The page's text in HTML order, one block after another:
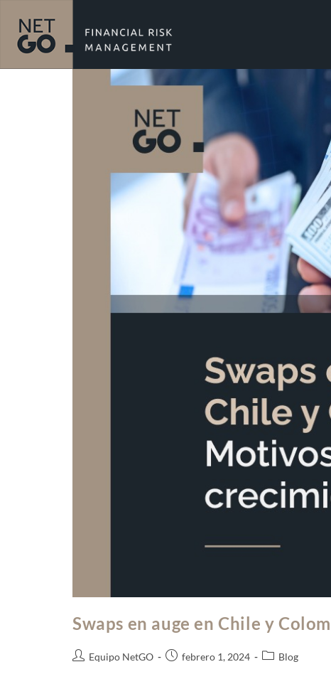
Swaps en auge en Chile y
Equipo NetGO febrero 1, 2024 Blog